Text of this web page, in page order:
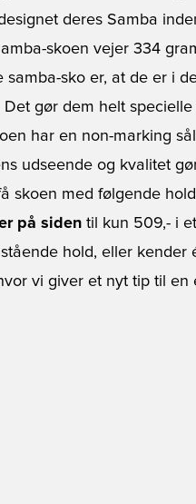
deres Samba
skoen vejer 334
sko er, at de er i
gør dem helt
har en non-marking
udseende og kvalitet
skoen med følgende
på siden til kun 509,- i
hold, eller kender
vi giver et nyt tip til en